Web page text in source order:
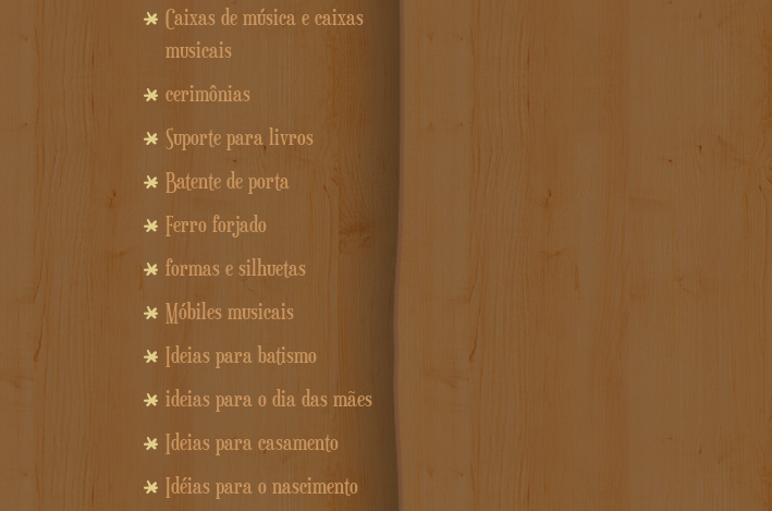
Caixas de música e caixas
musicais
cerimônias
Suporte para livros
Batente de porta
Ferro forjado
formas e silhuetas
Móbiles musicais
Ideias para batismo
ideias para o dia das mães
Ideias para casamento
Idéias para o nascimento